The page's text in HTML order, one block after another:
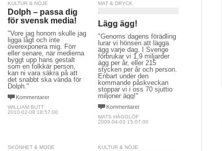
KULTUR & NÖJE
Dolph – passa dig
för svensk media!
"Vore jag honom skulle jag
ligga lågt och inte
överexponera mig. Förr
eller senare, när medierna
byggt upp hans gestalt
som en folkkär person,
kan ni vara säkra på att
det snabbt ska vända för
Dolph."
Kommentarer
WILLIAM BUTT
2010-02-08 18:57:00
MAT & DRYCK
Lägg ägg!
"Genoms dagens förädling
lurar vi hönsen att lägga
ägg varje dag. I Sverige
förbrukar vi 1,9 miljarder
ägg per år, eller 215
stycken per år och person.
Enbart under den
kommande påskveckan
stoppar vi i oss 70 sjuttio
miljoner ägg!"
Kommentarer
MATS HÄGGLÖF
2009-04-03 15:07:00
SKÖNHET & MODE KULTUR & NÖJE